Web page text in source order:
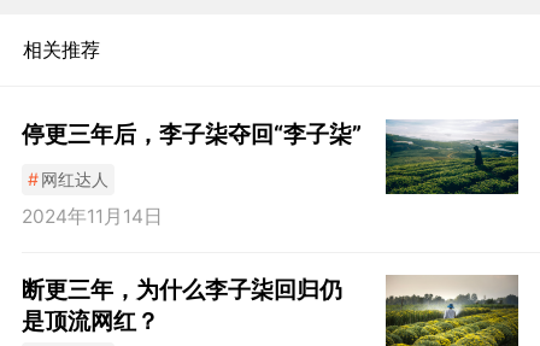
相关推荐
停更三年后，李子柒夺回“李子柒”
#网红达人
2024年11月14日
断更三年，为什么李子柒回归仍
是顶流网红？